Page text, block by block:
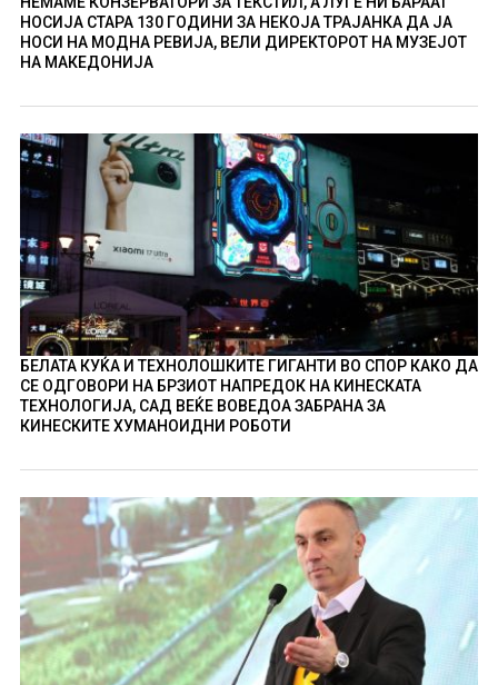
НОСИЈА СТАРА 130 ГОДИНИ ЗА НЕКОЈА ТРАЈАНКА ДА ЈА
НОСИ НА МОДНА РЕВИЈА, ВЕЛИ ДИРЕКТОРОТ НА МУЗЕЈОТ
НА МАКЕДОНИЈА
БЕЛАТА КУЌА И ТЕХНОЛОШКИТЕ ГИГАНТИ ВО СПОР КАКО ДА
СЕ ОДГОВОРИ НА БРЗИОТ НАПРЕДОК НА КИНЕСКАТА
ТЕХНОЛОГИЈА, САД ВЕЌЕ ВОВЕДОА ЗАБРАНА ЗА
КИНЕСКИТЕ ХУМАНОИДНИ РОБОТИ